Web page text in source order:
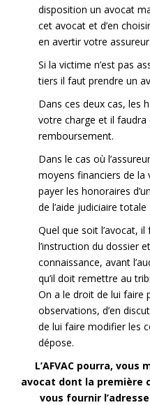
disposition un avocat
cet avocat et d’en
en avertir votre assureur.
Si la victime n’est pas
tiers il faut prendre un
Dans ces deux cas, les
votre charge et il faudra
remboursement.
Dans le cas où
moyens financiers de
payer les honoraires
de l’aide judiciaire
Quel que soit l’avocat,
l’instruction du dossier
connaissance, avant
qu’il doit remettre au
On a le droit de lui faire
observations, d’en
de lui faire modifier les
dépose.
L’AFVAC pourra,
avocat dont la
vous fournir